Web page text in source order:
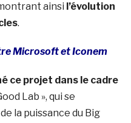
ainsi l’évolution
.
Microsoft et Iconem
ce projet dans le cadre
Lab », qui se
la puissance du Big